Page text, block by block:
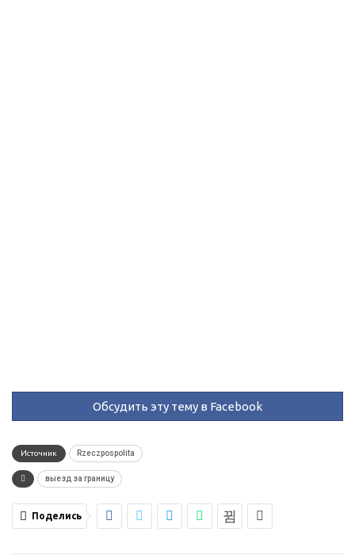
Обсудить эту тему в Facebook
Источник Rzeczpospolita
выезд за границу
Поделись